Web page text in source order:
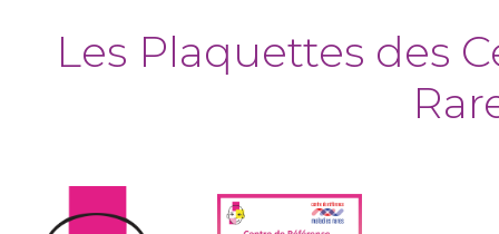
Les Plaquettes des